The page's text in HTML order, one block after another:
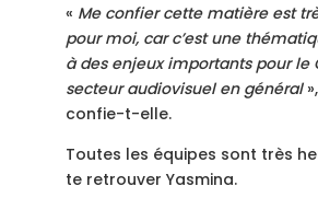
« Me confier cette matière est
pour moi, car c’est une
à des enjeux importants pour le
secteur audiovisuel en général
confie-t-elle.
Toutes les équipes sont très
te retrouver Yasmina.